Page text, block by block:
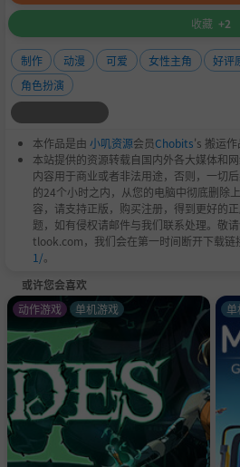
收藏 +2
制作 动漫 可爱 女性主角 好评
角色扮演
本作品是由 小叽资源会员Chobits's 搬运作
本站提供的资源转载自国内外各大媒体和
内容用于商业或者非法用途，否则，一切
的24个小时之内，从您的电脑中彻底删除
容，请支持正版，购买注册，得到更好的
题，如有侵权请邮件与我们联系处理。敬
tlook.com，我们会在第一时间断开下载链
1/。
或许您会喜欢
动作游戏 单机游戏